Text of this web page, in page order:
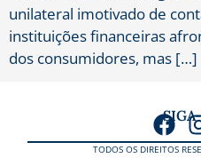
unilateral imotivado de
instituições financeiras
dos consumidores, mas […]
TODOS OS DIREITOS